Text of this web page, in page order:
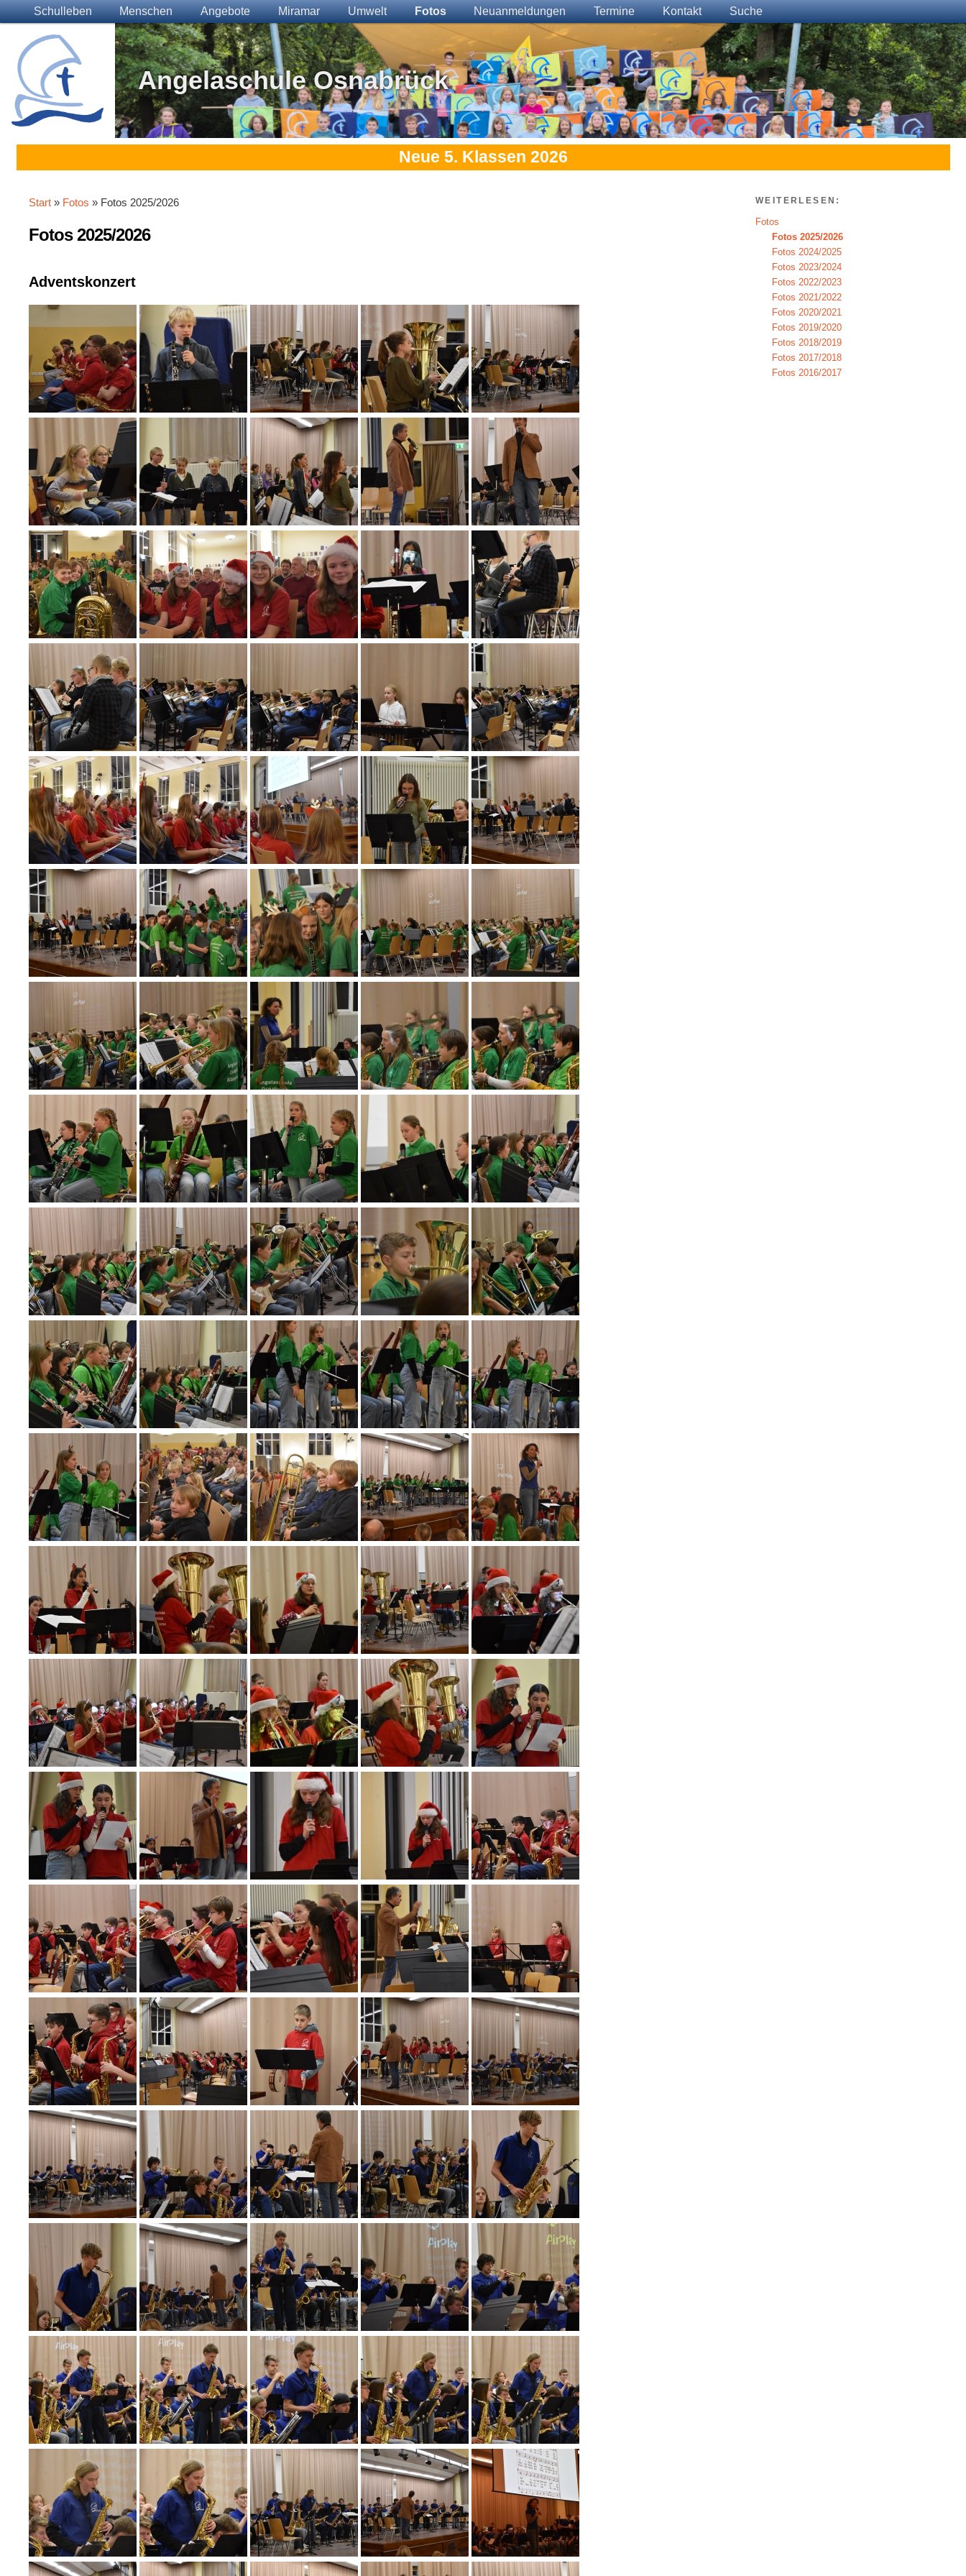
Main menuSkip to primary content
Skip to secondary content
Schulleben Menschen Angebote Miramar Umwelt Fotos Neuanmeldungen Termine Kontakt Suche
Angelaschule Osnabrück
Neue 5. Klassen 2026
Start » Fotos » Fotos 2025/2026
Fotos 2025/2026
Adventskonzert
WEITERLESEN:
Fotos
Fotos 2025/2026
Fotos 2024/2025
Fotos 2023/2024
Fotos 2022/2023
Fotos 2021/2022
Fotos 2020/2021
Fotos 2019/2020
Fotos 2018/2019
Fotos 2017/2018
Fotos 2016/2017